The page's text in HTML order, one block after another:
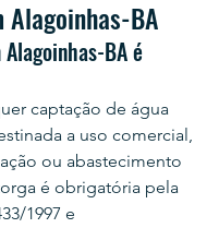
Alagoinhas-BA
BA é
captação de água
a uso comercial,
ou abastecimento
é obrigatória pela
1997 e